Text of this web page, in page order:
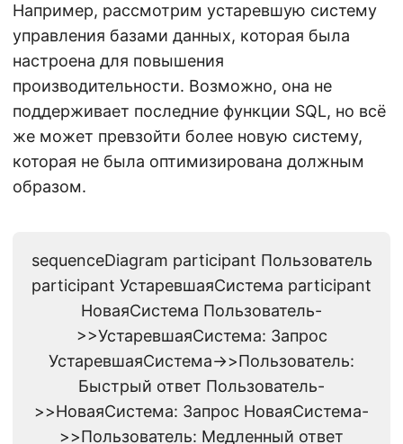
Например, рассмотрим устаревшую систему
управления базами данных, которая была
настроена для повышения
производительности. Возможно, она не
поддерживает последние функции SQL, но всё
же может превзойти более новую систему,
которая не была оптимизирована должным
образом.
sequenceDiagram participant Пользователь
participant УстаревшаяСистема participant
НоваяСистема Пользователь-
>>УстаревшаяСистема: Запрос
УстаревшаяСистема->>Пользователь:
Быстрый ответ Пользователь-
>>НоваяСистема: Запрос НоваяСистема-
>>Пользователь: Медленный ответ